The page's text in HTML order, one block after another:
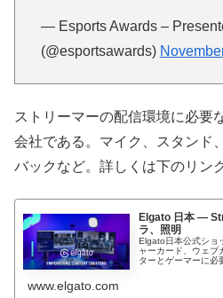
— Esports Awards –
(@esportsawards)
ストリーマーの配信環境に必要
会社である。マイク、スタンド
バックなど。詳しくは下のリン
Elgato 日本 —
ラ、照明
Elgato日本公式ショ
ャーカード、ウェブ
ターとゲーマーに必
www.elgato.com